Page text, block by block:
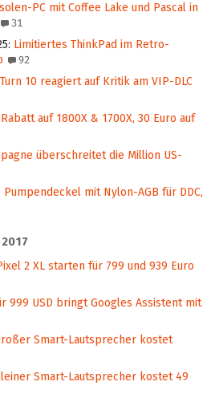
PC mit Coffee Lake und Pascal in
31
: Limitiertes ThinkPad im Retro-
92
Turn 10 reagiert auf Kritik am VIP-DLC
auf 1800X & 1700X, 30 Euro auf
überschreitet die Million US-
Pumpendeckel mit Nylon-AGB für DDC,
2 XL starten für 799 und 939 Euro
999 USD bringt Googles Assistent mit
Smart-Lautsprecher kostet
Smart-Lautsprecher kostet 49